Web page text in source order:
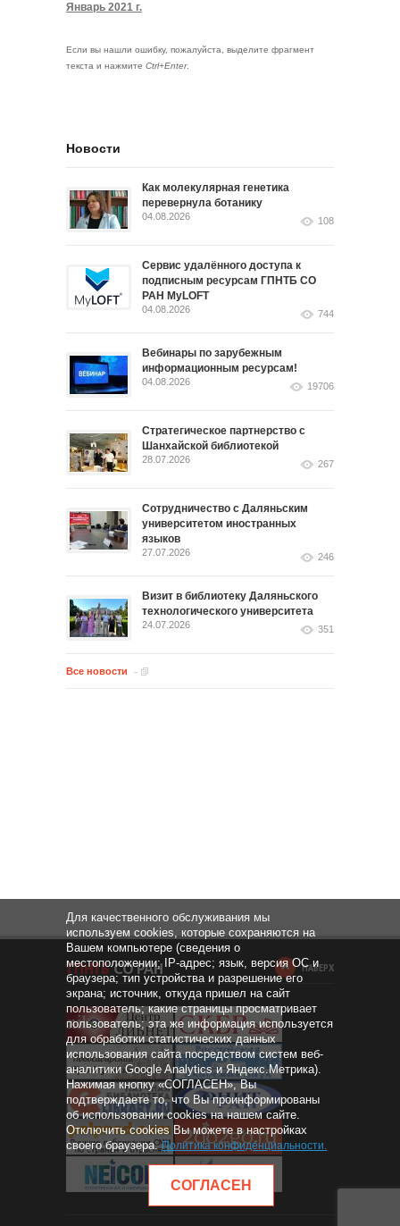
Январь 2021 г.
Если вы нашли ошибку, пожалуйста, выделите фрагмент
текста и нажмите Ctrl+Enter.
Новости
Как молекулярная генетика
перевернула ботанику
04.08.2026 108
Сервис удалённого доступа к
подписным ресурсам ГПНТБ СО
РАН MyLOFT
04.08.2026 744
Вебинары по зарубежным
информационным ресурсам!
04.08.2026 19706
Стратегическое партнерство с
Шанхайской библиотекой
28.07.2026 267
Сотрудничество с Даляньским
университетом иностранных
языков
27.07.2026 246
Визит в библиотеку Даляньского
технологического университета
24.07.2026 351
Все новости
НАВЕРХ
Для качественного обслуживания мы
используем cookies, которые сохраняются на
Вашем компьютере (сведения о
местоположении; IP-адрес; язык, версия ОС и
браузера; тип устройства и разрешение его
экрана; источник, откуда пришел на сайт
пользователь; какие страницы просматривает
пользователь; эта же информация используется
для обработки статистических данных
использования сайта посредством систем веб-
аналитики Google Analytics и Яндекс.Метрика).
Нажимая кнопку «СОГЛАСЕН», Вы
подтверждаете то, что Вы проинформированы
об использовании cookies на нашем сайте.
Отключить cookies Вы можете в настройках
своего браузера.Политика конфиденциальности.
СОГЛАСЕН